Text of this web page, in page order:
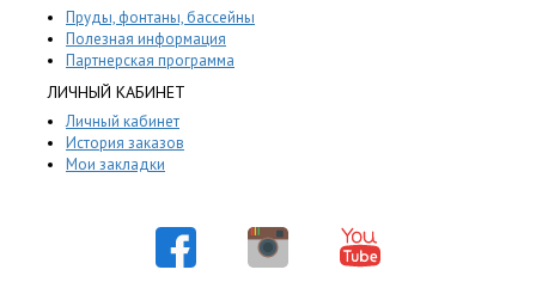
Пруды, фонтаны, бассейны
Полезная информация
Партнерская программа
ЛИЧНЫЙ КАБИНЕТ
Личный кабинет
История заказов
Мои закладки